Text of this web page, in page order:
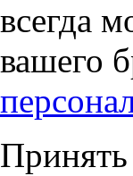
всегда
вашего
Принять